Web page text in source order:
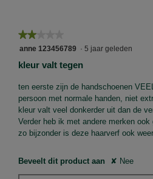
★★★★★
★★★★★
2
5
anne 123456789 · 5 jaar geleden
kleur valt tegen
ten eerste zijn de handschoenen
persoon met normale handen, niet
kleur valt veel donkerder uit dan de
Verder heb ik met andere merken
zo bijzonder is deze haarverf ook
Beveelt dit product aan ✘ Nee